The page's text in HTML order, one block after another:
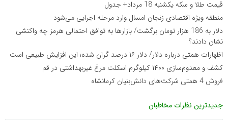
قیمت طلا و سکه یکشنبه 18 مرداد+ جدول
منطقه ویژه اقتصادی زنجان امسال وارد مرحله اجرایی می‌شود
دلار به 186 هزار تومان برگشت/ بازارها به توافق احتمالی هرمز چه واکنشی
نشان دادند؟
اظهارات همتی درباره دلار/ دلار ۱۶ درصد گران شده؛ این افزایش طبیعی است
کشف و معدوم‌سازی ۱۴۰۰ کیلوگرم اسکلت مرغ غیربهداشتی در قم
فروش 4 همتی شرکت‌های دانش‌بنیان کرمانشاه
جدیدترین نظرات مخاطبان